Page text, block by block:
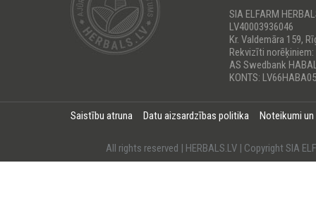
SIA ELFARM
LV40003936046
Kr. Valdemāra 159,
Rekvizīti norēķiniem:
AS Swedbank
KONTS:
Saistību atruna Datu aizsardzības politika Noteikumi
All rights reserved | HERBALS.LV | Copyright SIA